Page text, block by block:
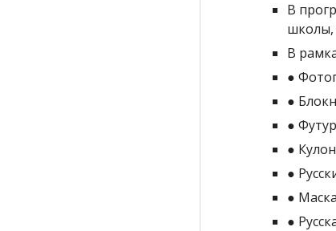
В
школы,
В
●
●
●
●
●
●
●